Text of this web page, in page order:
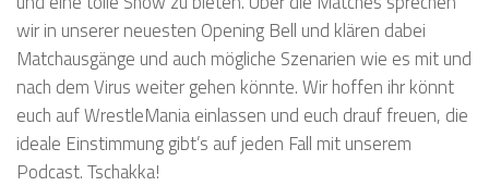
wir in unserer neuesten Opening Bell und klären dabei
Matchausgänge und auch mögliche Szenarien wie es mit und
nach dem Virus weiter gehen könnte. Wir hoffen ihr könnt
euch auf WrestleMania einlassen und euch drauf freuen, die
ideale Einstimmung gibt’s auf jeden Fall mit unserem
Podcast. Tschakka!